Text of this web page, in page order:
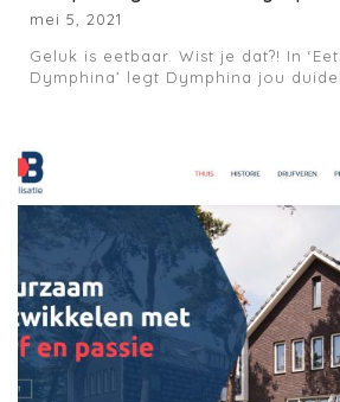
mei 5, 2021
Geluk is eetbaar. Wist je dat?! In
Dymphina’ legt Dymphina jou